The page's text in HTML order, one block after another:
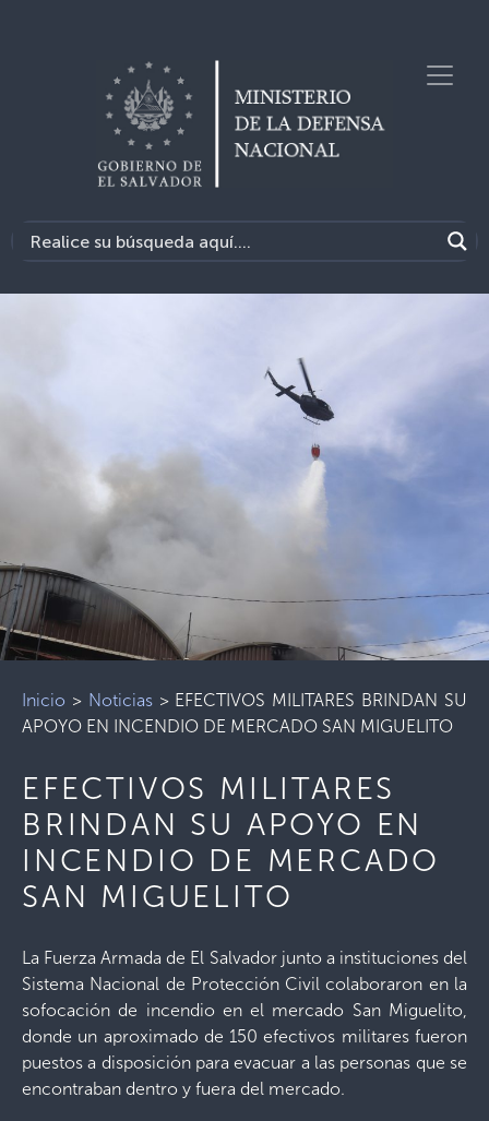
Inicio > Noticias> EFECTIVOS MILITARES BRINDAN SU
APOYO EN INCENDIO DE MERCADO SAN MIGUELITO
EFECTIVOS MILITARES
BRINDAN SU APOYO EN
INCENDIO DE MERCADO
SAN MIGUELITO
La Fuerza Armada de El Salvador junto a instituciones del
Sistema Nacional de Protección Civil colaboraron en la
sofocación de incendio en el mercado San Miguelito,
donde un aproximado de 150 efectivos militares fueron
puestos a disposición para evacuar a las personas que se
encontraban dentro y fuera del mercado.